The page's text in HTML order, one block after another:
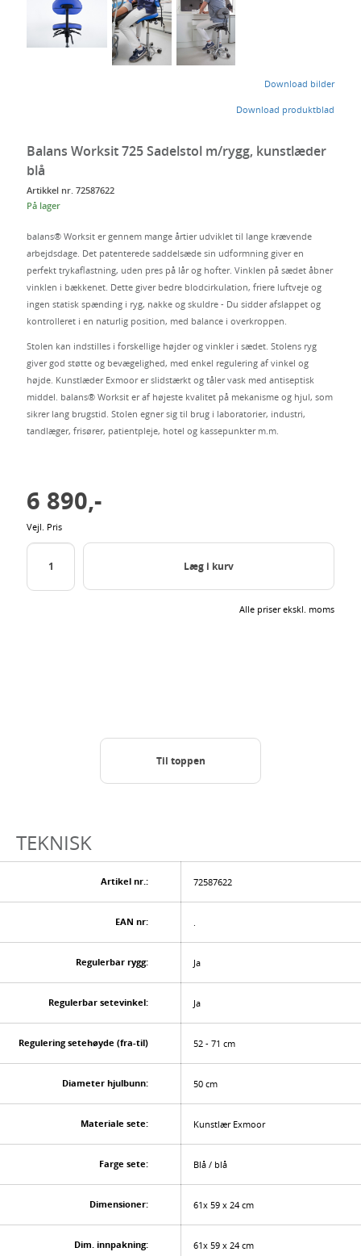
Download bilder
Download produktblad
Balans Worksit 725 Sadelstol m/rygg, kunstlæder
blå
Artikkel nr. 72587622
På lager
balans® Worksit er gennem mange årtier udviklet til lange krævende
arbejdsdage. Det patenterede saddelsæde sin udformning giver en
perfekt trykaflastning, uden pres på lår og hofter. Vinklen på sædet åbner
vinklen i bækkenet. Dette giver bedre blodcirkulation, friere luftveje og
ingen statisk spænding i ryg, nakke og skuldre - Du sidder afslappet og
kontrolleret i en naturlig position, med balance i overkroppen.
Stolen kan indstilles i forskellige højder og vinkler i sædet. Stolens ryg
giver god støtte og bevægelighed, med enkel regulering af vinkel og
højde. Kunstlæder Exmoor er slidstærkt og tåler vask med antiseptisk
middel. balans® Worksit er af højeste kvalitet på mekanisme og hjul, som
sikrer lang brugstid. Stolen egner sig til brug i laboratorier, industri,
tandlæger, frisører, patientpleje, hotel og kassepunkter m.m.
6 890,-
Vejl. Pris
Læg i kurv
Alle priser ekskl. moms
Til toppen
TEKNISK
Artikel nr.: 72587622
EAN nr:
Regulerbar rygg: Ja
Regulerbar setevinkel: Ja
Regulering setehøyde (fra-til) 52 - 71 cm
Diameter hjulbunn: 50 cm
Materiale sete: Kunstlær Exmoor
Farge sete: Blå / blå
Dimensioner: 61x 59 x 24 cm
Dim. innpakning: 61x 59 x 24 cm